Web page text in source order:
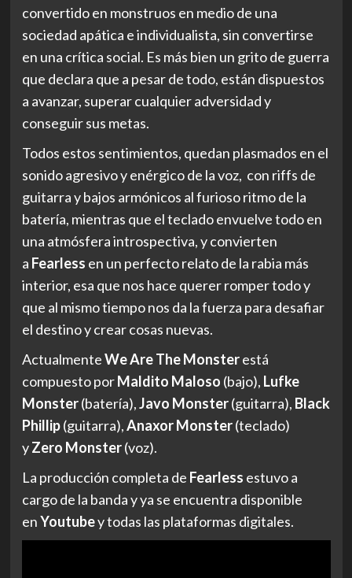
convertido en monstruos en medio de una
sociedad apática e individualista, sin convertirse
en una crítica social. Es más bien un grito de guerra
que declara que a pesar de todo, están dispuestos
a avanzar, superar cualquier adversidad y
conseguir sus metas.
Todos estos sentimientos, quedan plasmados en el
sonido agresivo y enérgico de la voz, con riffs de
guitarra y bajos armónicos al furioso ritmo de la
batería, mientras que el teclado envuelve todo en
una atmósfera introspectiva, y convierten
a Fearless en un perfecto relato de la rabia más
interior, esa que nos hace querer romper todo y
que al mismo tiempo nos da la fuerza para desafiar
el destino y crear cosas nuevas.
ActualmenteWe Are The Monsterestá
compuesto porMaldito Maloso (bajo), Lufke
Monster(batería),Javo Monster(guitarra), Black
Phillip(guitarra),Anaxor Monster(teclado)
yZero Monster(voz).
La producción completa de Fearless estuvo a
cargo de la banda y ya se encuentra disponible
enYoutubey todas las plataformas digitales.